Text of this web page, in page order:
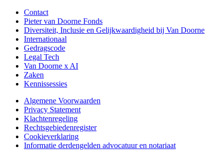
Contact
Pieter van Doorne Fonds
Diversiteit, Inclusie en Gelijkwaardigheid bij Van Doorne
Internationaal
Gedragscode
Legal Tech
Van Doorne x AI
Zaken
Kennissessies
Algemene Voorwaarden
Privacy Statement
Klachtenregeling
Rechtsgebiedenregister
Cookieverklaring
Informatie derdengelden advocatuur en notariaat